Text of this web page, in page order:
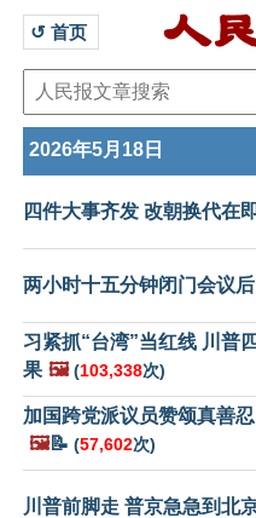
↺ 首页
2026年5月18日
四件大事齐发 改朝换代在
两小时十五分钟闭门会议
习紧抓“台湾”当红线 川普
果 🖼️ (103,338次)
加国跨党派议员赞颂真善
🖼️📝 (57,602次)
川普前脚走 普京急急到北